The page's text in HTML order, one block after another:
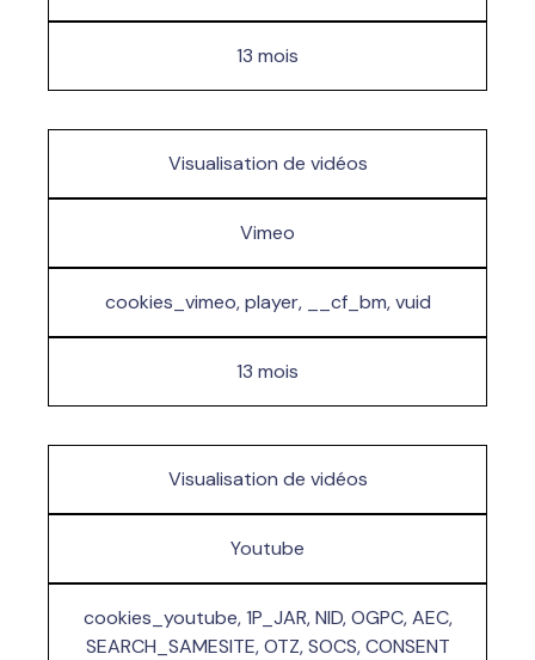
13 mois
Visualisation de vidéos
Vimeo
cookies_vimeo, player, __cf_bm, vuid
13 mois
Visualisation de vidéos
Youtube
cookies_youtube, 1P_JAR, NID, OGPC, AEC,
SEARCH_SAMESITE, OTZ, SOCS, CONSENT